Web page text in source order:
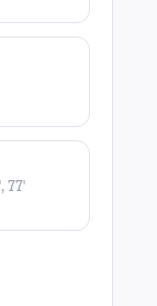
es, 13', 77'
77'